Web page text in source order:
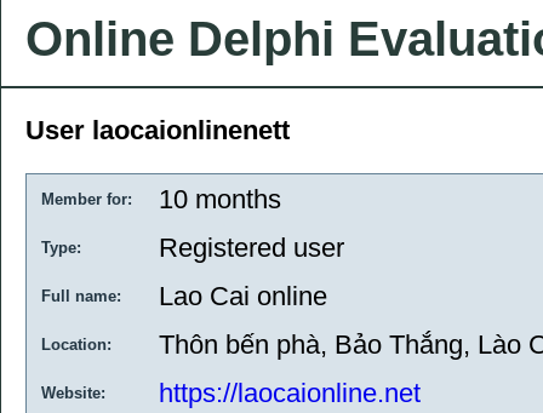
Online Delphi
User laocaionlinenett
Member for: 10 months
Type: Registered user
Full name: Lao Cai online
Location: Thôn bến phà, Bảo Thắng, Lào
Website: https://laocaionline.net